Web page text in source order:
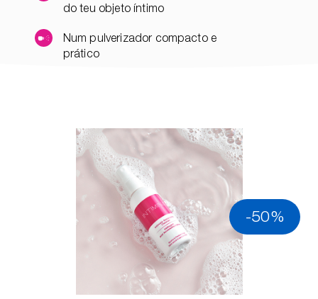
do teu objeto íntimo
Num pulverizador compacto e
prático
-50%